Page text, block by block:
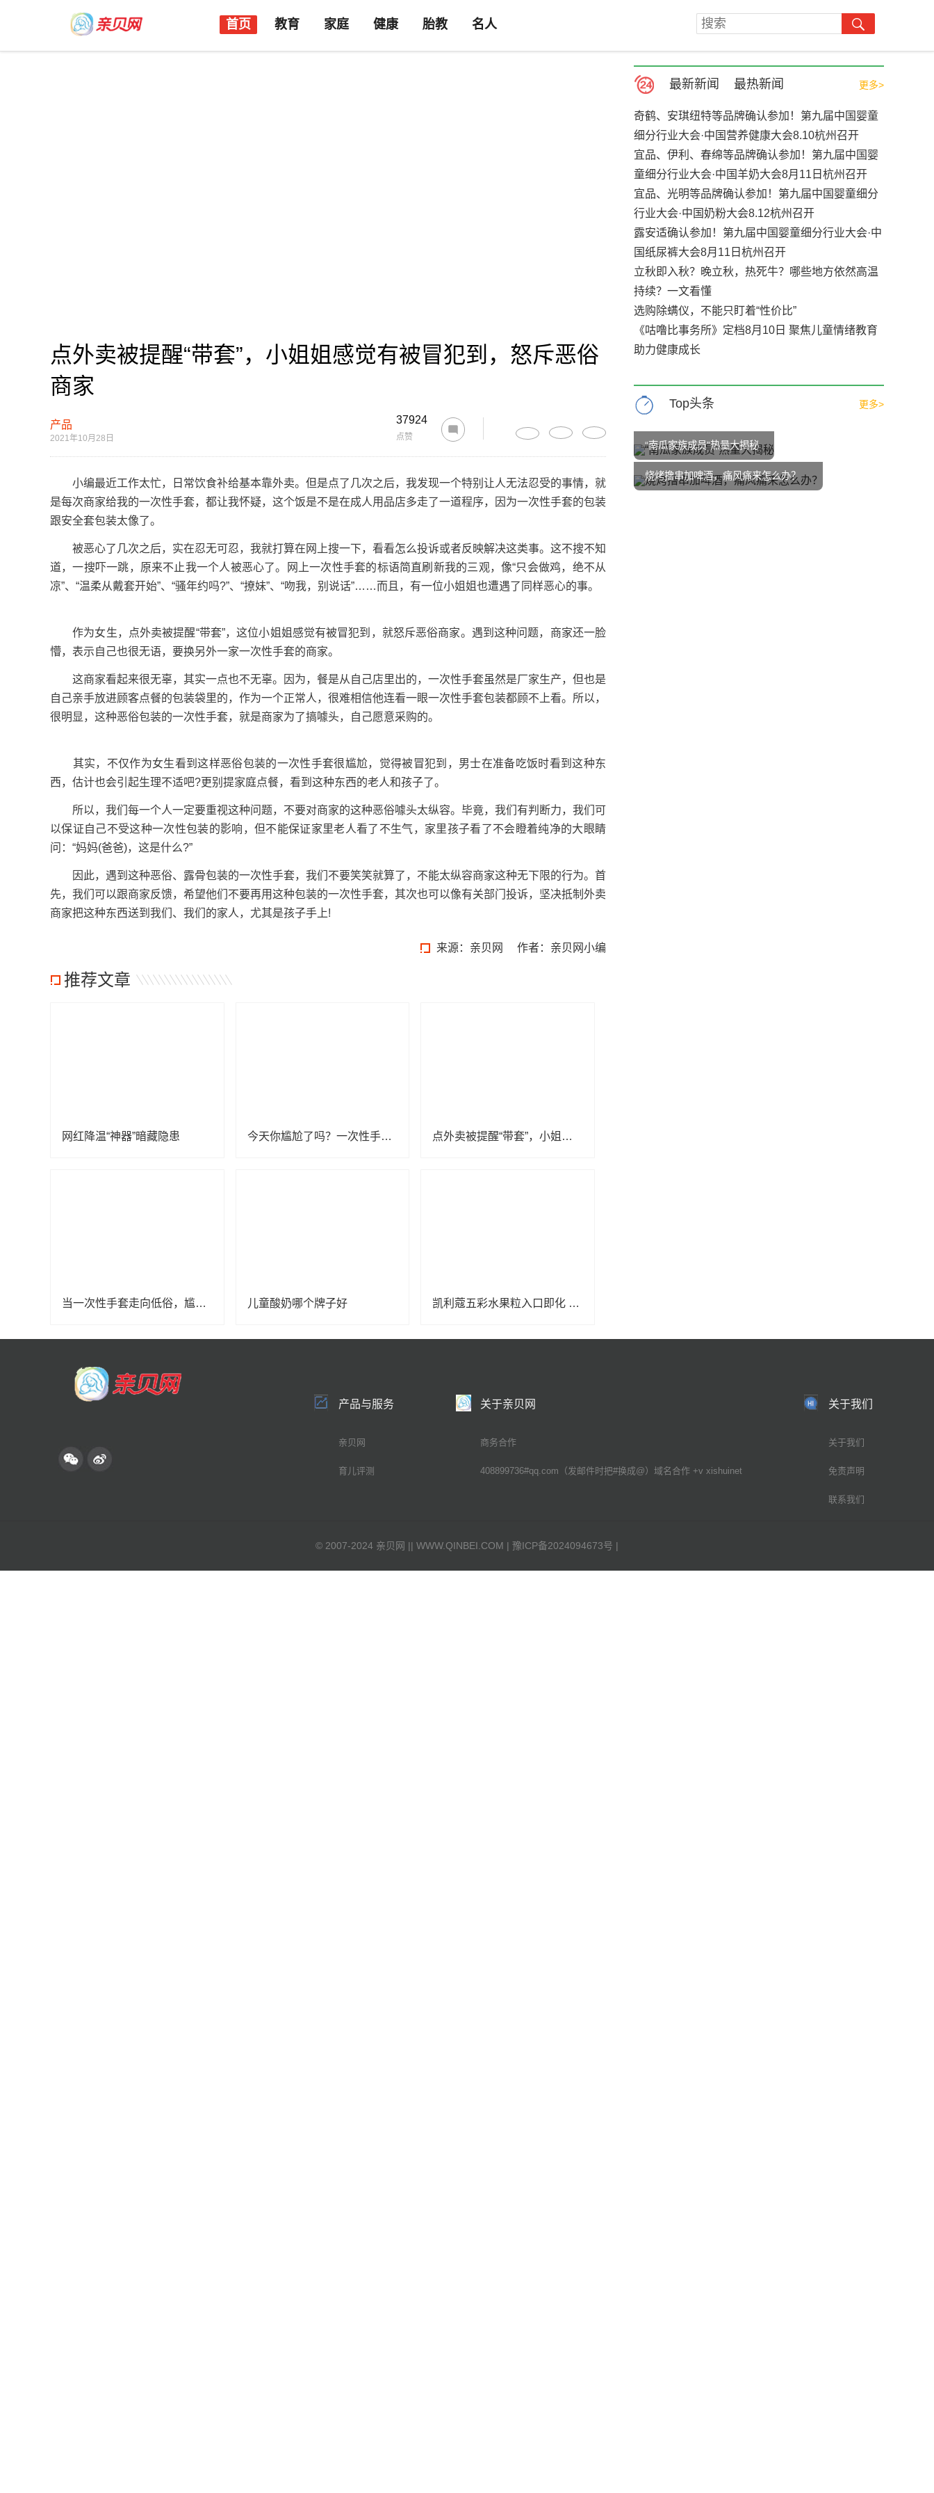
首页 教育 家庭 健康 胎教 名人
点外卖被提醒“带套”，小姐姐感觉有被冒犯到，怒斥恶俗
商家
产品
2021年10月28日
37924
点赞
小编最近工作太忙，日常饮食补给基本靠外卖。但是点了几次之后，我发现一个特别让人无法忍受的事情，就
是每次商家给我的一次性手套，都让我怀疑，这个饭是不是在成人用品店多走了一道程序，因为一次性手套的包装
跟安全套包装太像了。
被恶心了几次之后，实在忍无可忍，我就打算在网上搜一下，看看怎么投诉或者反映解决这类事。这不搜不知
道，一搜吓一跳，原来不止我一个人被恶心了。网上一次性手套的标语简直刷新我的三观，像“只会做鸡，绝不从
凉”、“温柔从戴套开始”、“骚年约吗?”、“撩妹”、“吻我，别说话”……而且，有一位小姐姐也遭遇了同样恶心的事。
作为女生，点外卖被提醒“带套”，这位小姐姐感觉有被冒犯到，就怒斥恶俗商家。遇到这种问题，商家还一脸
懵，表示自己也很无语，要换另外一家一次性手套的商家。
这商家看起来很无辜，其实一点也不无辜。因为，餐是从自己店里出的，一次性手套虽然是厂家生产，但也是
自己亲手放进顾客点餐的包装袋里的，作为一个正常人，很难相信他连看一眼一次性手套包装都顾不上看。所以，
很明显，这种恶俗包装的一次性手套，就是商家为了搞噱头，自己愿意采购的。
其实，不仅作为女生看到这样恶俗包装的一次性手套很尴尬，觉得被冒犯到，男士在准备吃饭时看到这种东
西，估计也会引起生理不适吧?更别提家庭点餐，看到这种东西的老人和孩子了。
所以，我们每一个人一定要重视这种问题，不要对商家的这种恶俗噱头太纵容。毕竟，我们有判断力，我们可
以保证自己不受这种一次性包装的影响，但不能保证家里老人看了不生气，家里孩子看了不会瞪着纯净的大眼睛
问：“妈妈(爸爸)，这是什么?”
因此，遇到这种恶俗、露骨包装的一次性手套，我们不要笑笑就算了，不能太纵容商家这种无下限的行为。首
先，我们可以跟商家反馈，希望他们不要再用这种包装的一次性手套，其次也可以像有关部门投诉，坚决抵制外卖
商家把这种东西送到我们、我们的家人，尤其是孩子手上!
来源： 亲贝网 作者：亲贝网小编
推荐文章
网红降温“神器”暗藏隐患 今天你尴尬了吗？一次性手套低俗变装引消费者反感 点外卖被提醒“带套”，小姐姐感觉有被冒犯到，怒斥恶俗商家
当一次性手套走向低俗，尴尬的不仅是成年人 儿童酸奶哪个牌子好 凯利蔻五彩水果粒入口即化 酸甜可口
最新新闻 最热新闻 更多>
奇鹤、安琪纽特等品牌确认参加！第九届中国婴童
细分行业大会·中国营养健康大会8.10杭州召开
宜品、伊利、春绵等品牌确认参加！第九届中国婴
童细分行业大会·中国羊奶大会8月11日杭州召开
宜品、光明等品牌确认参加！第九届中国婴童细分
行业大会·中国奶粉大会8.12杭州召开
露安适确认参加！第九届中国婴童细分行业大会·中
国纸尿裤大会8月11日杭州召开
立秋即入秋？晚立秋，热死牛？哪些地方依然高温
持续？一文看懂
选购除螨仪，不能只盯着“性价比”
《咕噜比事务所》定档8月10日 聚焦儿童情绪教育
助力健康成长
Top头条 更多>
“南瓜家族成员”热量大揭秘
烧烤撸串加啤酒，痛风痛来怎么办？
产品与服务
亲贝网
育儿评测
关于亲贝网
商务合作
408899736#qq.com（发邮件时把#换成@）域名合作 +v xishuinet
关于我们
关于我们
免责声明
联系我们
© 2007-2024 亲贝网 || WWW.QINBEI.COM | 豫ICP备2024094673号 |